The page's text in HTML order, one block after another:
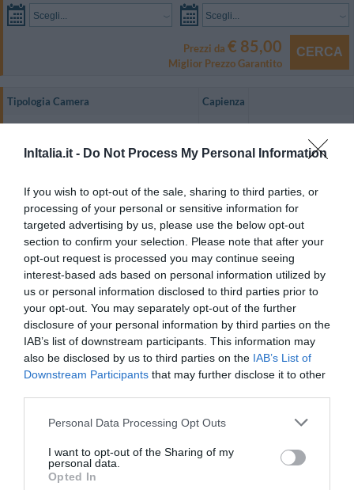
InItalia.it - Do Not Process My Personal Information
If you wish to opt-out of the sale, sharing to third parties, or
processing of your personal or sensitive information for
targeted advertising by us, please use the below opt-out
section to confirm your selection. Please note that after your
opt-out request is processed you may continue seeing
interest-based ads based on personal information utilized by
us or personal information disclosed to third parties prior to
your opt-out. You may separately opt-out of the further
disclosure of your personal information by third parties on the
IAB’s list of downstream participants. This information may
also be disclosed by us to third parties on the IAB’s List of
Downstream Participants that may further disclose it to other
Personal Data Processing Opt Outs
I want to opt-out of the Sharing of my
personal data.
Opted In
Scegli... Scegli...
Prezzi da € 85,00
Miglior Prezzo Garantito
CERCA
Tipologia Camera Capienza
Matrimoniale 2 MOSTRA TARIFFE
Quadrupla 4 MOSTRA TARIFFE
Le camere, arredate con gusto sobrio ed elegante, sono dotate di TV color
con canali satellitari, telefono con linea diretta, aria condizionata, bagno
privato con doccia o vasca.
Su richiesta vi è anche la possibilità di usufruire del servizio in camera.
Camere disponibili: Singola, Matrimoniale, Tripla, Quadrupla.
Servizi Inclusi nel prezzo
Accettati Animali
Accettati Animali Piccola Taglia
Aria condizionata nelle aree
comuni
Ascensore
Cassaforte
Check In e Check Out Rapidi
Connessione ad Internet
Informazioni Turistiche
Parcheggio Interno Coperto
Personale Multilingua
Servizi a Pagamento
Bar della piscina
Pranzo al sacco
Servizio Fax
Caratteristiche dell'hotel
Camere Fumatori